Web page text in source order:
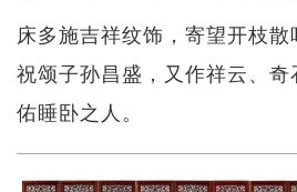
床多施吉祥纹饰，寄望开枝散
祝颂子孙昌盛，又作祥云、
佑睡卧之人。